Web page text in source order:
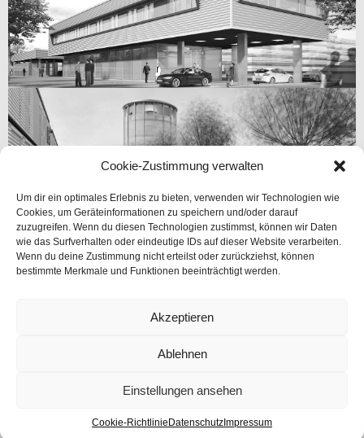
Cookie-Zustimmung verwalten
Um dir ein optimales Erlebnis zu bieten, verwenden wir Technologien wie
Cookies, um Geräteinformationen zu speichern und/oder darauf
zuzugreifen. Wenn du diesen Technologien zustimmst, können wir Daten
wie das Surfverhalten oder eindeutige IDs auf dieser Website verarbeiten.
Wenn du deine Zustimmung nicht erteilst oder zurückziehst, können
bestimmte Merkmale und Funktionen beeinträchtigt werden.
Akzeptieren
Ablehnen
Einstellungen ansehen
Cookie-Richtlinie Datenschutz Impressum